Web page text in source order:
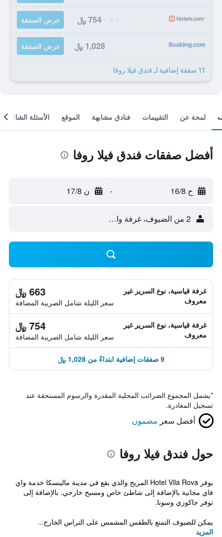
754 ﷼ عرض الصفقة
1,028 ﷼ عرض الصفقة
11 صفقة إضافية لـ فندق فيلا روفا
لمحة عن التقييمات فنادق مشابهة الموقع الأسئلة الشائعة
أفضل صفقات فندق فيلا روفا
ح 16/8 - ن 17/8
2 من الضيوف، غرفة واحدة
غرفة قياسية، نوع السرير غير
معروف
663 ﷼
سعر الليلة شامل الصريبة المضافة
غرفة قياسية، نوع السرير غير
معروف
754 ﷼
سعر الليلة شامل الصريبة المضافة
9 صفقات إضافية ابتداءً من 1,028 ﷼
*يشمل المجموع الضرائب المحلية المقدرة والرسوم المستحقة عند
تسجيل المغادرة.
أفضل سعر مضمون
حول فندق فيلا روفا
يوفر Hotel Vila Rova المريح والذي يقع في مدينة مالينسكا خدمة واي
فاي مجانية بالإضافة إلى شاطئ خاص ومسبح خارجي. بالإضافة إلى
توفر جاكوزي وسونا.
يمكن للضيوف التمتع بالطقس المشمس على التراس الخارج...
المزيد